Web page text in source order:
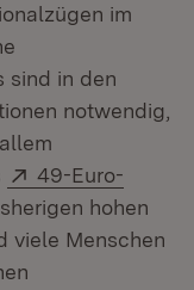
im
sind in den
notwendig,
Extern:
49-Euro-
hohen
viele Menschen